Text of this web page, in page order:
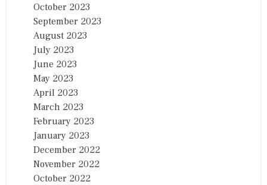
October 2023
September 2023
August 2023
July 2023
June 2023
May 2023
April 2023
March 2023
February 2023
January 2023
December 2022
November 2022
October 2022